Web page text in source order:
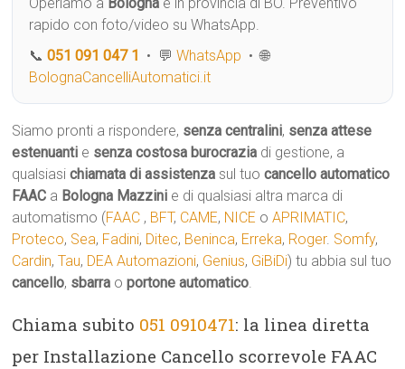
rapido con foto/video su WhatsApp.
📞051 091 047 1 • 💬WhatsApp • 🌐
BolognaCancelliAutomatici.it
Siamo pronti a rispondere, senza centralini, senza attese
estenuanti e senza costosa burocrazia di gestione, a
qualsiasichiamata di assistenza sul tuocancello automatico
FAAC a Bologna Mazzini e di qualsiasi altra marca di
automatismo (FAAC , BFT, CAME, NICE oAPRIMATIC,
Proteco, Sea, Fadini, Ditec, Beninca, Erreka, Roger. Somfy,
Cardin,Tau, DEA Automazioni, Genius, GiBiDi) tu abbia sul tuo
cancello, sbarra oportone automatico.
Chiama subito 051 0910471: la linea diretta
per Installazione Cancello scorrevole FAAC